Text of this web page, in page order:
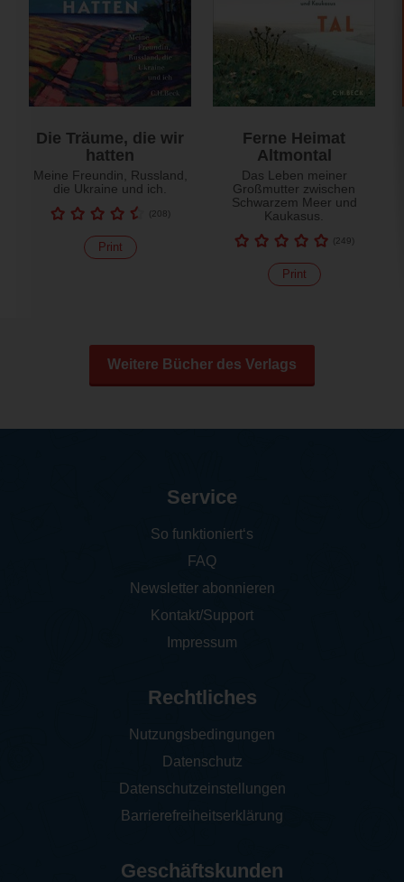
Die Träume, die wir
hatten
Meine Freundin, Russland,
die Ukraine und ich.
(208)
Print
Ferne Heimat
Altmontal
Das Leben meiner
Großmutter zwischen
Schwarzem Meer und
Kaukasus.
(249)
Print
Weitere Bücher des Verlags
Service
So funktioniert‘s
FAQ
Newsletter abonnieren
Kontakt/Support
Impressum
Rechtliches
Nutzungsbedingungen
Datenschutz
Datenschutzeinstellungen
Barrierefreiheitserklärung
Geschäftskunden